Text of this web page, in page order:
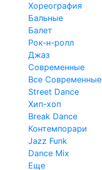
Хореография
Бальные
Балет
Рок-н-ролл
Джаз
Современные
Все Современные
Street Dance
Хип-хоп
Break Dance
Контемпорари
Jazz Funk
Dance Mix
Еще